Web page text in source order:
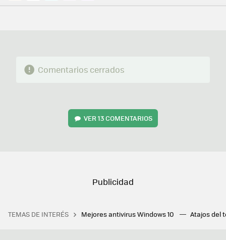
FACEBOOK
TWITTERFLIPBOARD
E-
WHATSAPP
Comentarios cerrados
VER13 COMENTARIOS
TEMAS DE INTERÉS Mejores antivirus Windows 10 Atajos del